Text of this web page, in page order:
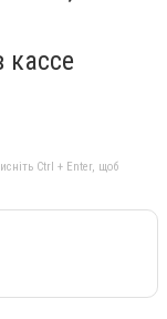
Ctrl + Enter, щоб